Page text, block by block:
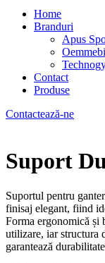
Home
Branduri
Apus
Oemmebi
Contact
Produse
Contactează-ne
Suport
Suportul pentru
finisaj elegant, fiind
Forma ergonomică și
utilizare, iar structura
garantează